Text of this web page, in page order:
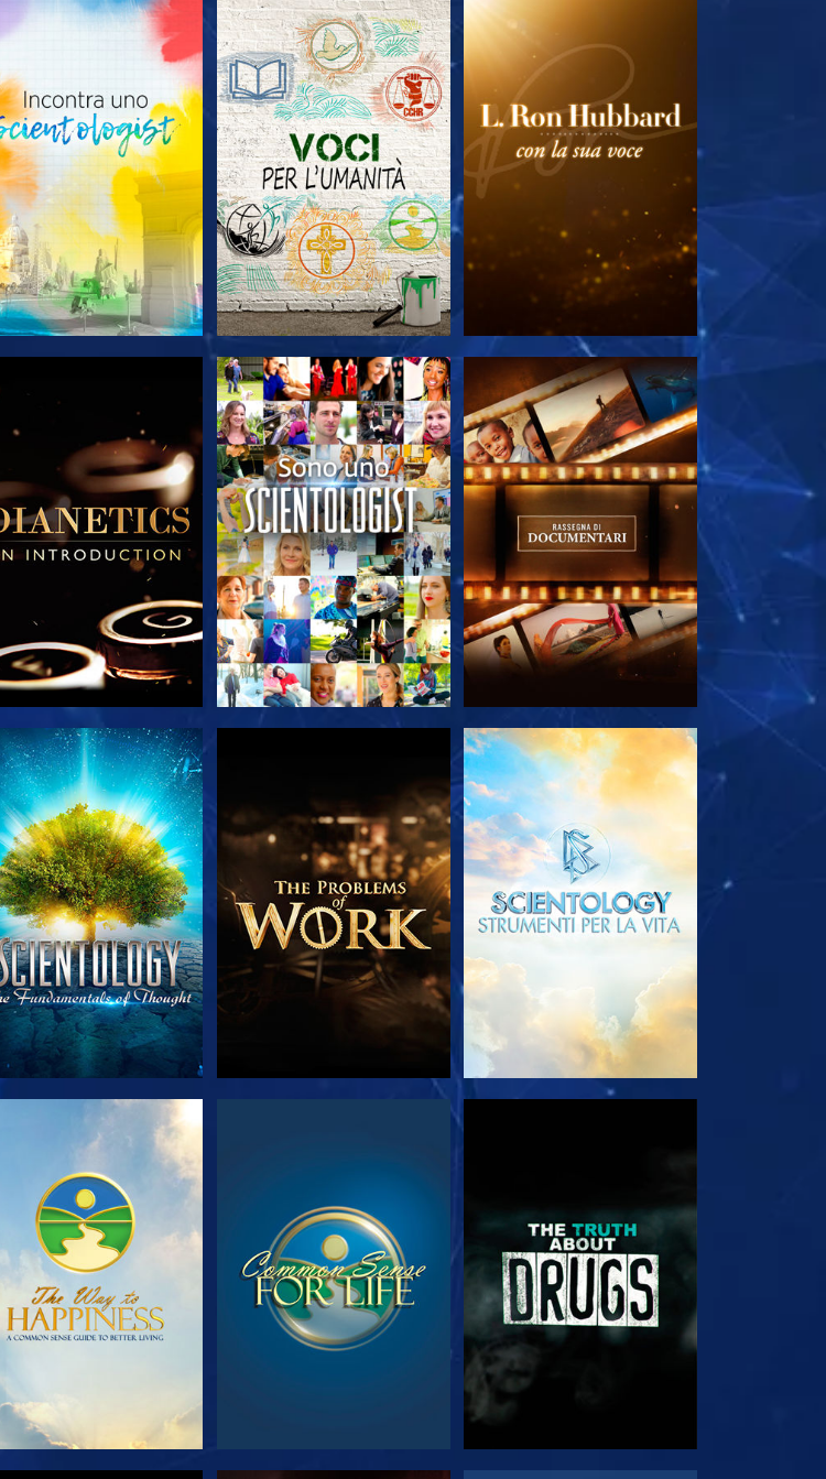
ESPLORA LE SERIE ESPLORA LE SERIE ESPLORA LE SERIE
GUARDA ESPLORA LE SERIE